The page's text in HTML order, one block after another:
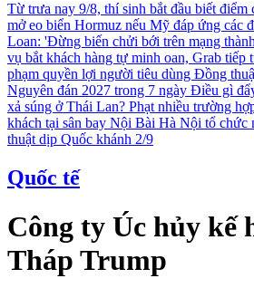
Từ trưa nay 9/8, thí sinh bắt đầu biết điểm
mở eo biển Hormuz nếu Mỹ đáp ứng các
Loan: 'Đừng biến chửi bới trên mạng
vụ bắt khách hàng tự minh oan, Grab tiếp
phạm quyền lợi người tiêu dùng Đồng
Nguyên đán 2027 trong 7 ngày Điều gì
xả súng ở Thái Lan? Phạt nhiều trường
khách tại sân bay Nội Bài Hà Nội tổ chức
thuật dịp Quốc khánh 2/9
Quốc tế
Công ty Úc hủy kế
Tháp Trump